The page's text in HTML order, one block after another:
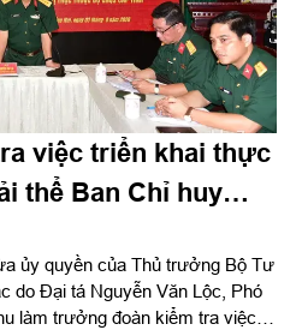
việc triển khai thực
thể Ban Chỉ huy
và tỉnh Lâm Đồng
ủy quyền của Thủ trưởng Bộ Tư
do Đại tá Nguyễn Văn Lộc, Phó
làm trưởng đoàn kiểm tra việc